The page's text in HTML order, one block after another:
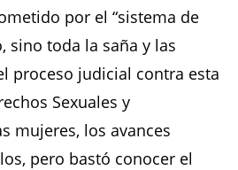
por el “sistema de
sino toda la saña y las
proceso judicial contra esta
Sexuales y
mujeres, los avances
pero bastó conocer el